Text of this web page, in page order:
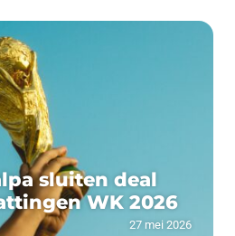
sluiten deal
WK 2026
27 mei 2026